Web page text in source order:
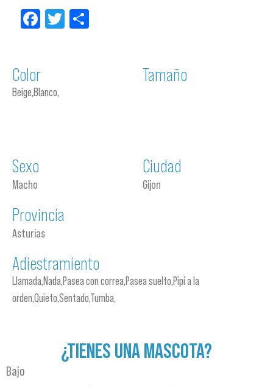
Facebook
Twitter
Color
Beige,Blanco,
Tamaño
Sexo
Macho
Ciudad
Gijon
Provincia
Asturias
Adiestramiento
Llamada,Nada,Pasea con correa,Pasea suelto,Pipí a la
orden,Quieto,Sentado,Tumba,
¿TIENES UNA MASCOTA?
Bajo